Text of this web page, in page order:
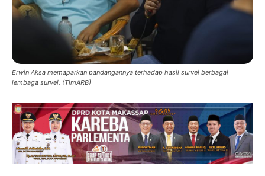
Erwin Aksa memaparkan pandangannya terhadap hasil survei berbagai
lembaga survei. (TimARB)